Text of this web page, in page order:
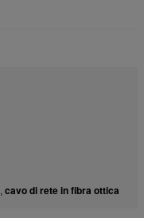
, cavo di rete in fibra ottica